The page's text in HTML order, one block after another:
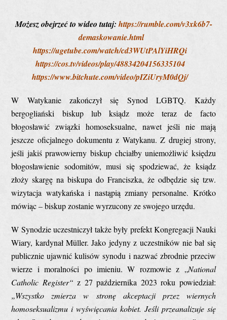
Możesz obejrzeć to wideo tutaj: https://rumble.com/v3xk6b7-
demaskowanie.html
https://ugetube.com/watch/cd3WUtPAlYiHRQi
https://cos.tv/videos/play/48834204156335104
https://www.bitchute.com/video/pIZiUryM0dQj/
W Watykanie zakończył się Synod LGBTQ. Każdy
bergogliański biskup lub ksiądz może teraz de facto
błogosławić związki homoseksualne, nawet jeśli nie mają
jeszcze oficjalnego dokumentu z Watykanu. Z drugiej strony,
jeśli jakiś prawowierny biskup chciałby uniemożliwić księdzu
błogosławienie sodomitów, musi się spodziewać, że ksiądz
złoży skargę na biskupa do Franciszka, że odbędzie się tzw.
wizytacja watykańska i nastąpią zmiany personalne. Krótko
mówiąc – biskup zostanie wyrzucony ze swojego urzędu.
W Synodzie uczestniczył także były prefekt Kongregacji Nauki
Wiary, kardynał Müller. Jako jedyny z uczestników nie bał się
publicznie ujawnić kulisów synodu i nazwać zbrodnie przeciw
wierze i moralności po imieniu. W rozmowie z „National
Catholic Register“ z 27 października 2023 roku powiedział:
„Wszystko zmierza w stronę akceptacji przez wiernych
homoseksualizmu i wyświęcania kobiet. Jeśli przeanalizuje się